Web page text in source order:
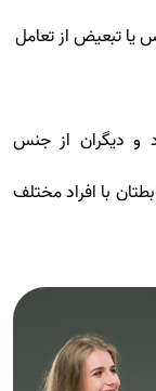
یا تبعیض از تعامل
و دیگران از جنس
با افراد مختلف